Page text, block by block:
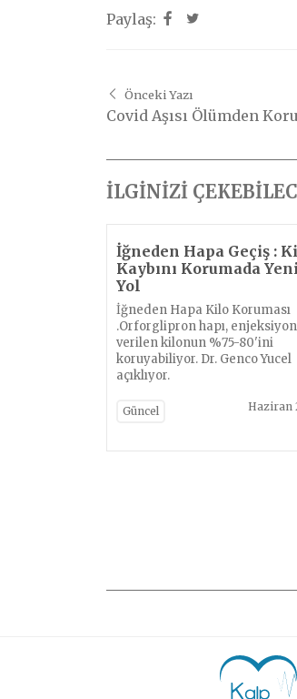
Paylaş:
Önceki Yazı
Covid Aşısı Ölümden
İLGİNİZİ
İğneden Hapa Geçiş :
Kaybını Korumada
Yol
İğneden Hapa Kilo Koruması
.Orforglipron hapı,
verilen kilonun %75-80'ini
koruyabiliyor. Dr. Genco Yucel
açıklıyor.
Güncel Haziran